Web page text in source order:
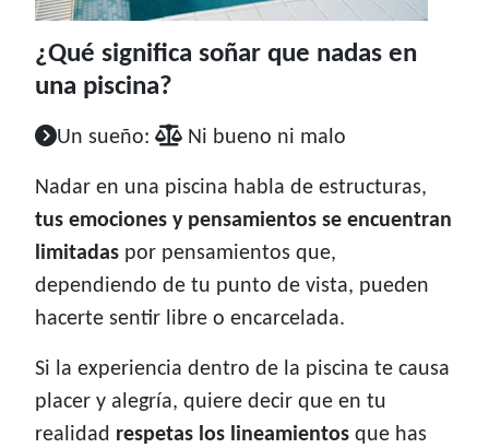
¿Qué significa soñar que nadas en
una piscina?
Un sueño: Ni bueno ni malo
Nadar en una piscina habla de estructuras,
tus emociones y pensamientos se encuentran
limitadas por pensamientos que,
dependiendo de tu punto de vista, pueden
hacerte sentir libre o encarcelada.
Si la experiencia dentro de la piscina te causa
placer y alegría, quiere decir que en tu
realidad respetas los lineamientos que has